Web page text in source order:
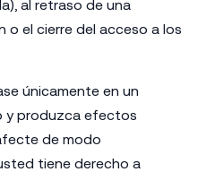
al retraso de una
o el cierre del acceso a los
únicamente en un
y produzca efectos
de modo
tiene derecho a